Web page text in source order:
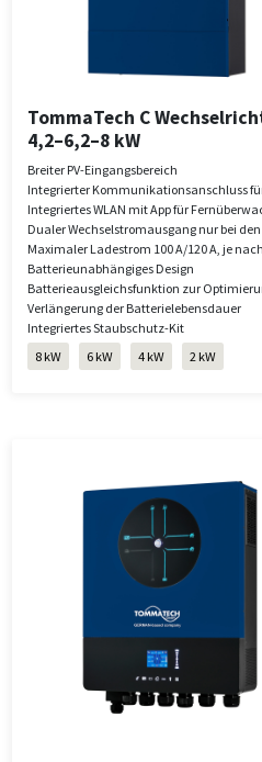
TommaTech C
4,2–6,2–8 kW
Breiter PV-Eingangsbereich
Integrierter Kommunikationsanschluss
Integriertes WLAN mit App für
Dualer Wechselstromausgang nur bei den
Maximaler Ladestrom 100 A/120 A, je
Batterieunabhängiges Design
Batterieausgleichsfunktion zur
Verlängerung der Batterielebensdauer
Integriertes Staubschutz-Kit
8 kW
6 kW 4 kW 2 kW